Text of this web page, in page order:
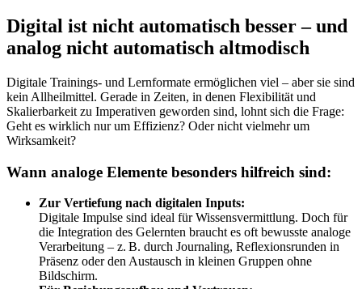
Digital ist nicht automatisch besser – und
analog nicht automatisch altmodisch
Digitale Trainings- und Lernformate ermöglichen viel – aber sie sind
kein Allheilmittel. Gerade in Zeiten, in denen Flexibilität und
Skalierbarkeit zu Imperativen geworden sind, lohnt sich die Frage:
Geht es wirklich nur um Effizienz? Oder nicht vielmehr um
Wirksamkeit?
Wann analoge Elemente besonders hilfreich sind:
Zur Vertiefung nach digitalen Inputs:
Digitale Impulse sind ideal für Wissensvermittlung. Doch für
die Integration des Gelernten braucht es oft bewusste analoge
Verarbeitung – z. B. durch Journaling, Reflexionsrunden in
Präsenz oder den Austausch in kleinen Gruppen ohne
Bildschirm.